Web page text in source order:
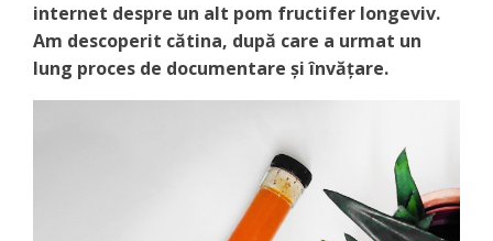
internet despre un alt pom fructifer longeviv.
Am descoperit cătina, după care a urmat un
lung proces de documentare şi învăţare.